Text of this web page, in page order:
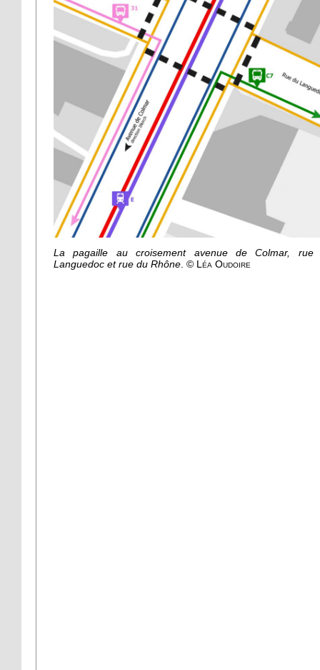
La pagaille au croisement avenue de Colmar, rue
Languedoc et rue du Rhône. © Léa Oudoire